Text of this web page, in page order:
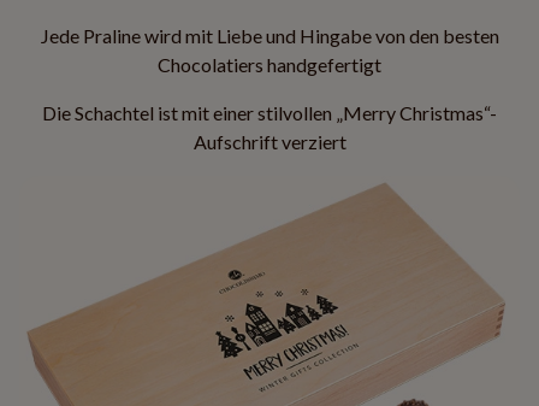
Jede Praline wird mit Liebe und Hingabe von den besten
Chocolatiers handgefertigt
Die Schachtel ist mit einer stilvollen „Merry Christmas“-
Aufschrift verziert